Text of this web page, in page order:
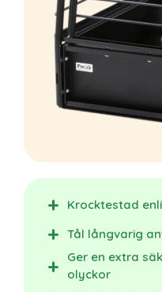
Krocktestad
Tål långvarig
Ger en extra
olyckor